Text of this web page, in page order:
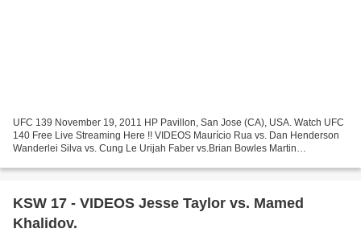
UFC 139 November 19, 2011 HP Pavillon, San Jose (CA), USA. Watch UFC
140 Free Live Streaming Here !! VIDEOS Maurício Rua vs. Dan Henderson
Wanderlei Silva vs. Cung Le Urijah Faber vs.Brian Bowles Martin
KSW 17 - VIDEOS Jesse Taylor vs. Mamed
Khalidov.